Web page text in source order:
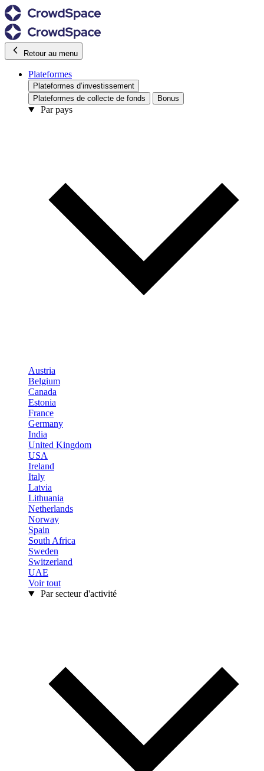
Retour au menu
Plateformes
Plateformes d’investissement
Plateformes de collecte de fonds
Bonus
Par pays
Austria
Belgium
Canada
Estonia
France
Germany
India
United Kingdom
USA
Ireland
Italy
Latvia
Lithuania
Netherlands
Norway
Spain
South Africa
Sweden
Switzerland
UAE
Voir tout
Par secteur d'activité